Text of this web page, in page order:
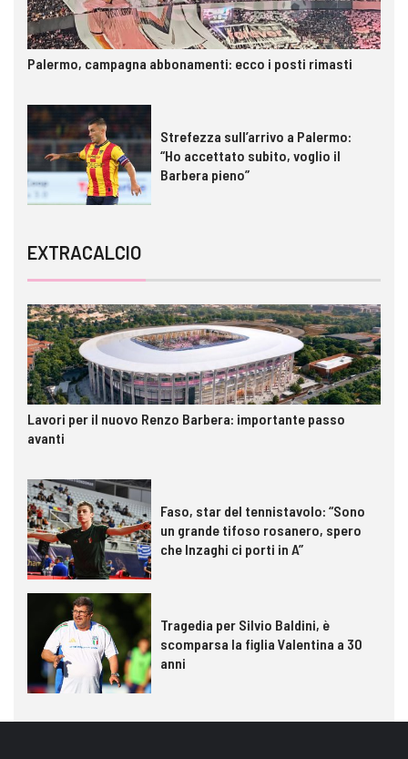
Palermo, campagna abbonamenti: ecco i posti rimasti
Strefezza sull’arrivo a Palermo:
“Ho accettato subito, voglio il
Barbera pieno”
EXTRACALCIO
Lavori per il nuovo Renzo Barbera: importante passo
avanti
Faso, star del tennistavolo: “Sono
un grande tifoso rosanero, spero
che Inzaghi ci porti in A”
Tragedia per Silvio Baldini, è
scomparsa la figlia Valentina a 30
anni